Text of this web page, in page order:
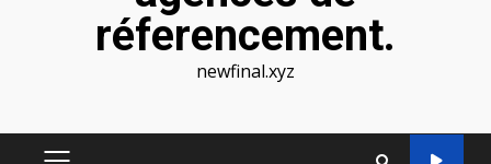
réferencement.
newfinal.xyz